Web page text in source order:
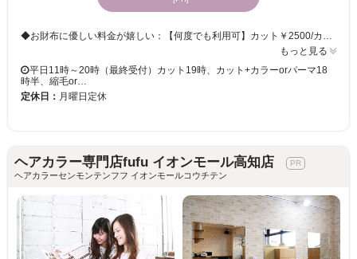
◆お財布に優しい料金が嬉しい：【何度でも利用可】カット￥2500/カットカラー￥4500 プチプライスな料金設定で「毎月美容院に行きたい」「美容院で楽しく過ごしたい」というゲスト様の綺麗をずっと応援します！ジュニアスタイリストによる施術です。講師がしっかりチェックいたします☆仕上がりはご安心ください☆☆ 講師が施術する「講師指名限定」メニューもございます♪ ◆次世代髪質改善メニュー：【新規限定】髪質改善トリートメント ￥7000 髪の毛を艶々にしたい/セットに時間がかかる/パサツキが気になる。ブリーチで髪の毛が広がる.さまざまな髪質のお悩みを解決する髪質改善トリートメント&髪質改善ストレート&髪質改善カラー 髪質を“柔らかく艶のある状態”へ改善し乾かすだけでまとまる圧倒的な艶髪へと導きます。
もっと見る
平日11時～20時（最終受付）カット19時、カット+カラーorパーマ18
時半、縮毛or…
定休日： 月曜日定休
ヘアカラー専門店fufu イオンモール高知店
ヘアカラーセンモンテンフフ イオンモールコウチテン